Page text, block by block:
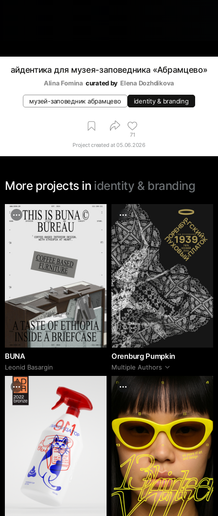
айдентика для музея-заповедника «Абрамцево»
Alina Fomina curated by Elena Dozhdikova
музей-заповедник абрамцево identity & branding
71
Project created at05.06.2026
More projects in identity & branding
BUNA
Leonid Basargin
Orenburg Pumpkin
Multiple Authors